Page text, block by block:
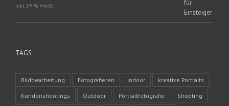
inkl. 19 % MwSt.
TAGS
Bildbearbeitung Fotografieren indoor kreative Portraits
Kundenshootings Outdoor Portraitfotografie Shooting